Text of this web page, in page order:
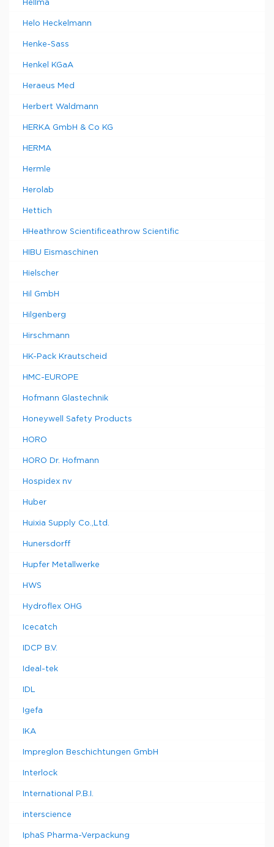
Hellma
Helo Heckelmann
Henke-Sass
Henkel KGaA
Heraeus Med
Herbert Waldmann
HERKA GmbH & Co KG
HERMA
Hermle
Herolab
Hettich
HHeathrow Scientificeathrow Scientific
HIBU Eismaschinen
Hielscher
Hil GmbH
Hilgenberg
Hirschmann
HK-Pack Krautscheid
HMC-EUROPE
Hofmann Glastechnik
Honeywell Safety Products
HORO
HORO Dr. Hofmann
Hospidex nv
Huber
Huixia Supply Co.,Ltd.
Hunersdorff
Hupfer Metallwerke
HWS
Hydroflex OHG
Icecatch
IDCP B.V.
Ideal-tek
IDL
Igefa
IKA
Impreglon Beschichtungen GmbH
Interlock
International P.B.I.
interscience
IphaS Pharma-Verpackung